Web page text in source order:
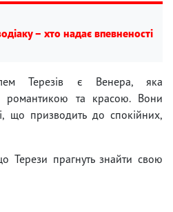
– хто надає впевненості
Терезів є Венера, яка
романтикою та красою. Вони
що призводить до спокійних,
Терези прагнуть знайти свою